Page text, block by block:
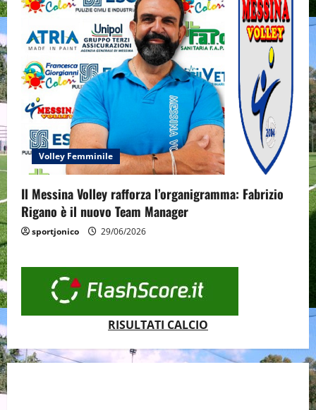
Volley Femminile
Il Messina Volley rafforza l’organigramma: Fabrizio
Rigano è il nuovo Team Manager
sportjonico 29/06/2026
RISULTATI CALCIO